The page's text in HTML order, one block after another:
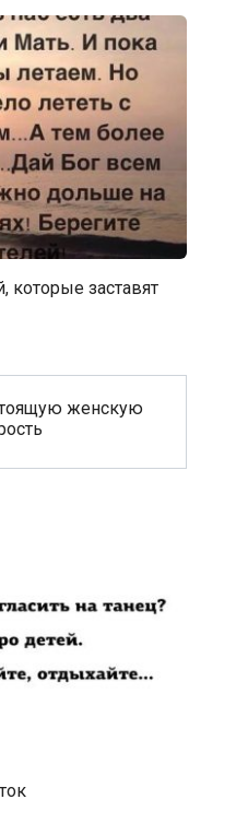
которые заставят
женскую